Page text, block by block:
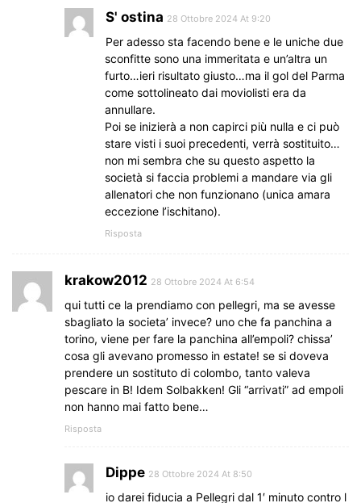
S' ostina 28 Ottobre 2024 At 9:20
Per adesso sta facendo bene e le uniche due
sconfitte sono una immeritata e un’altra un
furto…ieri risultato giusto…ma il gol del Parma
come sottolineato dai moviolisti era da
annullare.
Poi se inizierà a non capirci più nulla e ci può
stare visti i suoi precedenti, verrà sostituito…
non mi sembra che su questo aspetto la
società si faccia problemi a mandare via gli
allenatori che non funzionano (unica amara
eccezione l’ischitano).
Risposta
krakow2012 28 Ottobre 2024 At 6:54
qui tutti ce la prendiamo con pellegri, ma se avesse
sbagliato la societa’ invece? uno che fa panchina a
torino, viene per fare la panchina all’empoli? chissa’
cosa gli avevano promesso in estate! se si doveva
prendere un sostituto di colombo, tanto valeva
pescare in B! Idem Solbakken! Gli “arrivati” ad empoli
non hanno mai fatto bene…
Risposta
Dippe 28 Ottobre 2024 At 8:50
io darei fiducia a Pellegri dal 1′ minuto contro l